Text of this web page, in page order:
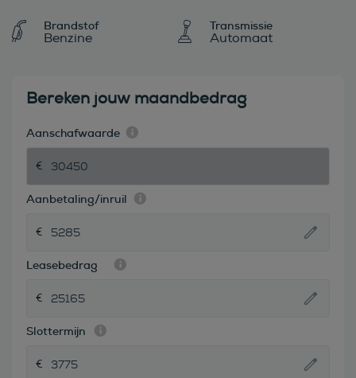
Brandstof
Benzine
Transmissie
Automaat
Bereken jouw maandbedrag
Aanschafwaarde
Aanbetaling/inruil
Leasebedrag
Slottermijn